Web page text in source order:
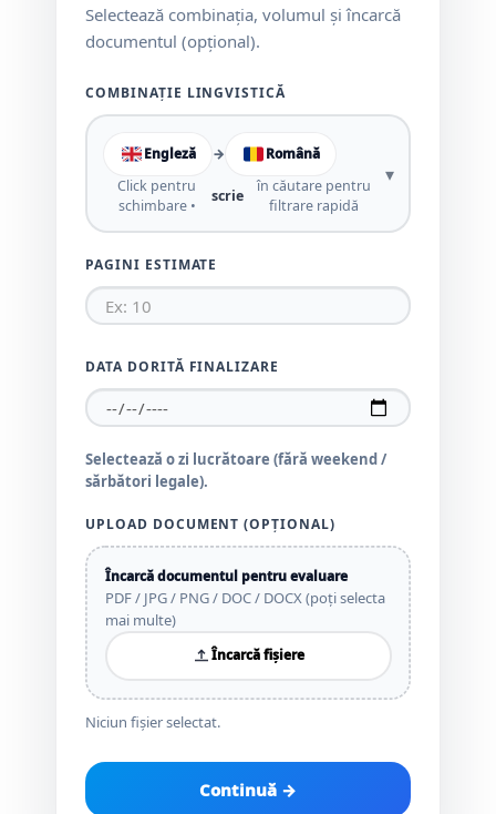
Selectează combinația, volumul și încarcă
documentul (opțional).
COMBINAȚIE LINGVISTICĂ
Engleză →
Română
Click pentru
schimbare •
scrie
în căutare pentru
filtrare rapidă
▾
PAGINI ESTIMATE
DATA DORITĂ FINALIZARE
Selectează o zi lucrătoare (fără weekend /
sărbători legale).
UPLOAD DOCUMENT (OPȚIONAL)
Încarcă documentul pentru evaluare
PDF / JPG / PNG / DOC / DOCX (poți selecta
mai multe)
Încarcă fișiere
Niciun fișier selectat.
Continuă →